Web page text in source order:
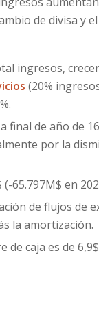
de divisa y
ingresos,
(20%
a final de año de
por la
65.797M$ en
de flujos de
la amortización.
caja es de